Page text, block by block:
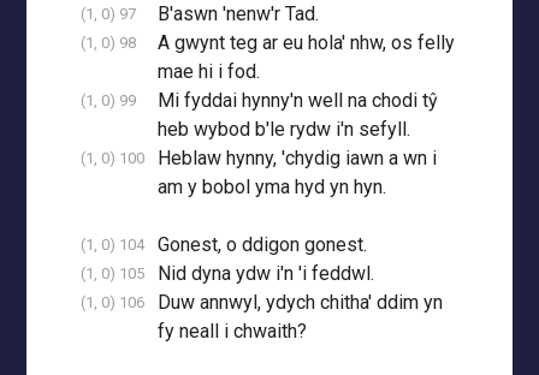
(1, 0) 97 B'aswn 'nenw'r Tad.
(1, 0) 98
A gwynt teg ar eu hola' nhw, os felly
mae hi i fod.
(1, 0) 99
Mi fyddai hynny'n well na chodi tŷ
heb wybod b'le rydw i'n sefyll.
(1, 0) 100
Heblaw hynny, 'chydig iawn a wn i
am y bobol yma hyd yn hyn.
(1, 0) 104 Gonest, o ddigon gonest.
(1, 0) 105 Nid dyna ydw i'n 'i feddwl.
(1, 0) 106
Duw annwyl, ydych chitha' ddim yn
fy neall i chwaith?